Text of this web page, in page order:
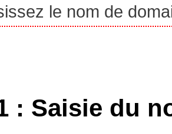
le nom de
: Saisie du